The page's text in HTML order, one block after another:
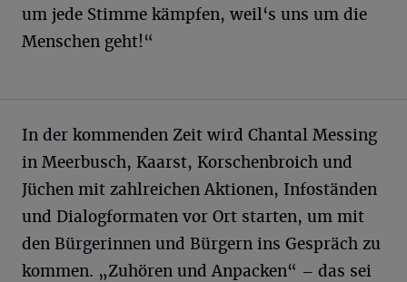
um jede Stimme kämpfen, weil‘s uns um die
Menschen geht!“
In der kommenden Zeit wird Chantal Messing
in Meerbusch, Kaarst, Korschenbroich und
Jüchen mit zahlreichen Aktionen, Infoständen
und Dialogformaten vor Ort starten, um mit
den Bürgerinnen und Bürgern ins Gespräch zu
kommen. „Zuhören und Anpacken“ – das sei